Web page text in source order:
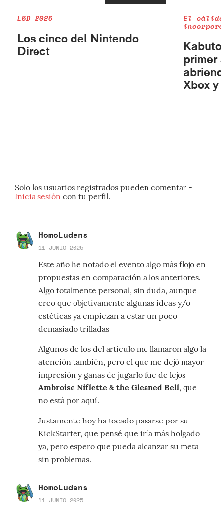
L5D 2026
Los cinco del Nintendo
Direct
El
primer
Xbox
Solo los usuarios registrados pueden comentar -
Inicia sesión con tu perfil.
HomoLudens
11 JUNIO 2025
Este año he notado el evento algo más flojo en
propuestas en comparación a los anteriores.
Algo totalmente personal, sin duda, aunque
creo que objetivamente algunas ideas y/o
estéticas ya empiezan a estar un poco
demasiado trilladas.
Algunos de los del artículo me llamaron algo la
atención también, pero el que me dejó mayor
impresión y ganas de jugarlo fue de lejos
Ambroise Niflette & the Gleaned Bell, que
no está por aquí.
Justamente hoy ha tocado pasarse por su
KickStarter, que pensé que iría más holgado
ya, pero espero que pueda alcanzar su meta
sin problemas.
HomoLudens
11 JUNIO 2025